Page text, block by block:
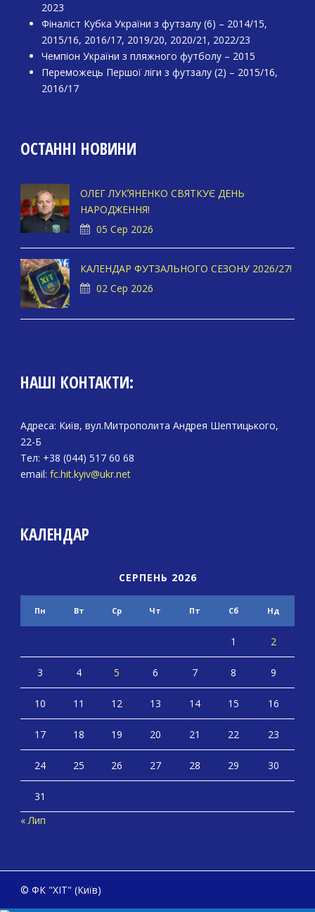
2023
Фіналіст Кубка України з футзалу (6) – 2014/15,
2015/16, 2016/17, 2019/20, 2020/21, 2022/23
Чемпіон України з пляжного футболу – 2015
Переможець Першої ліги з футзалу (2) – 2015/16,
2016/17
ОСТАННІ НОВИНИ
ОЛЕГ ЛУКʼЯНЕНКО СВЯТКУЄ ДЕНЬ
НАРОДЖЕННЯ!
05 Сер 2026
КАЛЕНДАР ФУТЗАЛЬНОГО СЕЗОНУ 2026/27!
02 Сер 2026
НАШІ КОНТАКТИ:
Адреса: Київ, вул.Митрополита Андрея Шептицького,
22-Б
Тел: +38 (044) 517 60 68
email: fc.hit.kyiv@ukr.net
КАЛЕНДАР
СЕРПЕНЬ 2026
Пн Вт Ср Чт Пт Сб Нд
1 2
3 4 5 6 7 8 9
10 11 12 13 14 15 16
17 18 19 20 21 22 23
24 25 26 27 28 29 30
31
« Лип
© ФК "ХІТ" (Київ)